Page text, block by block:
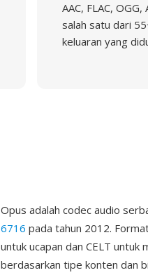
AAC, FLAC, OGG,
salah satu dari
keluaran yang
Opus adalah codec audio
6716 pada tahun 2012.
untuk ucapan dan CELT
berdasarkan tipe konten dan